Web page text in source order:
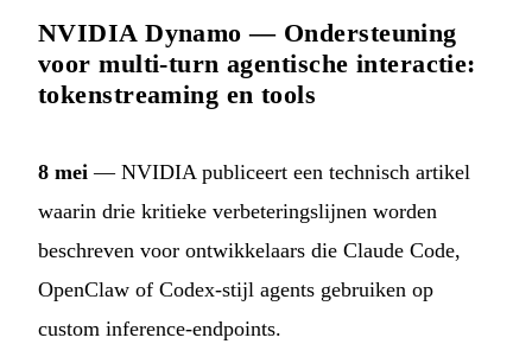
NVIDIA Dynamo — Ondersteuning
voor multi-turn agentische interactie:
tokenstreaming en tools
8 mei — NVIDIA publiceert een technisch artikel
waarin drie kritieke verbeteringslijnen worden
beschreven voor ontwikkelaars die Claude Code,
OpenClaw of Codex-stijl agents gebruiken op
custom inference-endpoints.